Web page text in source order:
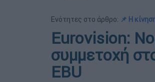
Ενότητες στο άρθρο: 📌 Η
Eurovision:
συμμετοχή
EBU